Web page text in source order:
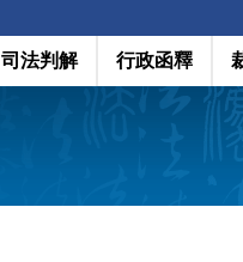
司法判解 行政函釋